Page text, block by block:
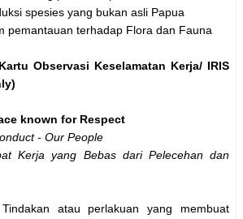
spesies yang bukan asli Papua
pemantauan terhadap Flora dan Fauna
Observasi Keselamatan Kerja/ IRIS
known for Respect
- Our People
Kerja yang Bebas dari Pelecehan dan
Tindakan atau perlakuan yang membuat